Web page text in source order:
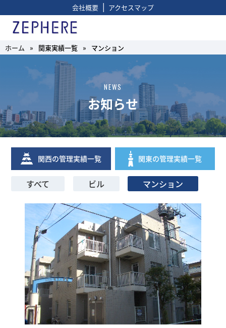
会社概要 | アクセスマップ
ホーム » 関東実績一覧 » マンション
NEWS
お知らせ
関西の管理実績一覧 関東の管理実績一覧
すべて ビル マンション